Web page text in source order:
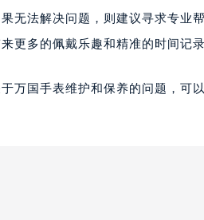
无法解决问题，则建议寻求专业
更多的佩戴乐趣和精准的时间记录
万国手表维护和保养的问题，可